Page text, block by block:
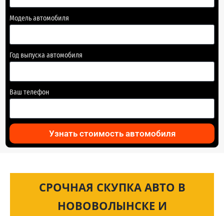
Модель автомобиля
Год выпуска автомобиля
Ваш телефон
Узнать стоимость автомобиля
СРОЧНАЯ СКУПКА АВТО В
НОВОВОЛЫНСКЕ И